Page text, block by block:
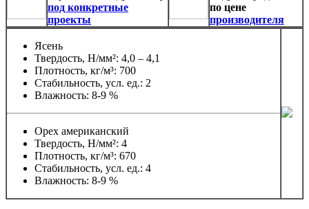
под конкретные
проекты
по цене
производителя
Ясень
Твердость, Н/мм²: 4,0 – 4,1
Плотность, кг/м³: 700
Стабильность, усл. ед.: 2
Влажность: 8-9 %
Орех американский
Твердость, Н/мм²: 4
Плотность, кг/м³: 670
Стабильность, усл. ед.: 4
Влажность: 8-9 %